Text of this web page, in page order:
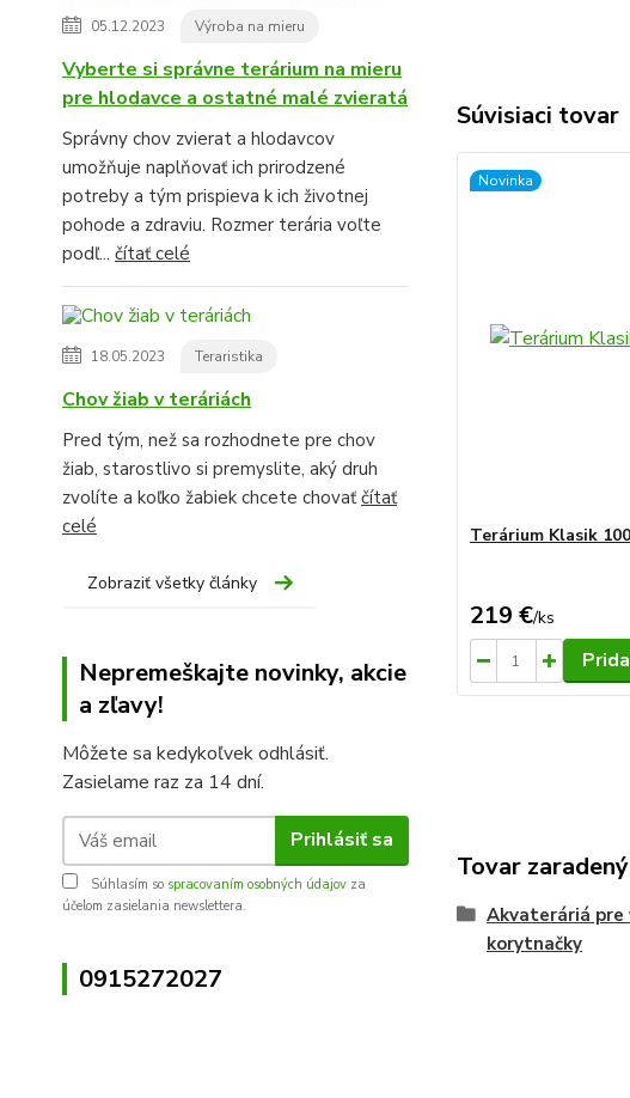
05.12.2023 Výroba na mieru
Vyberte si správne terárium na mieru
pre hlodavce a ostatné malé zvieratá
Správny chov zvierat a hlodavcov
umožňuje naplňovať ich prirodzené
potreby a tým prispieva k ich životnej
pohode a zdraviu. Rozmer terária voľte
podľ... čítať celé
18.05.2023 Teraristika
Chov žiab v teráriách
Pred tým, než sa rozhodnete pre chov
žiab, starostlivo si premyslite, aký druh
zvolíte a koľko žabiek chcete chovaťčítať
celé
Zobraziť všetky články
Nepremeškajte novinky, akcie
a zľavy!
Môžete sa kedykoľvek odhlásiť.
Zasielame raz za 14 dní.
Prihlásiť sa
Súhlasím so spracovaním osobných údajov za
účelom zasielania newslettera.
0915272027
Súvisiaci tovar
Novinka
Terárium Klasik
219 €/ks
Tovar
Akvateráriá pre
korytnačky